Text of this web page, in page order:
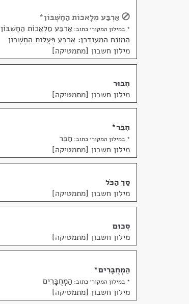
אַרְבַּע מְלָאכוֹת הַחֶשְׁבּוֹן*
* במילון המקורי כתוב: אַרְבַּע מַלְאֲכוֹת הַחֶשְׁבּוֹן
המונח המעודכן: אַרְבַּע פְּעֻלּוֹת הַחֶשְׁבּוֹן
מילון חשבון [מתמטיקה]
חִבּוּר
מילון חשבון [מתמטיקה]
חִבֵּר*
* במילון המקורי כתוב: חַבֵּר
מילון חשבון [מתמטיקה]
סַךְ הַכֹּל
מילון חשבון [מתמטיקה]
סְכוּם
מילון חשבון [מתמטיקה]
הַמְּחֻבָּרִים*
* במילון המקורי כתוב: הַמְחֻבָּרִים
מילון חשבון [מתמטיקה]